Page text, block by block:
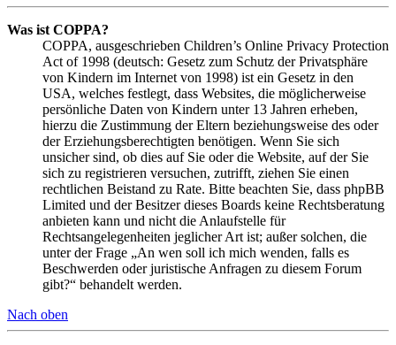
Was ist COPPA?
COPPA, ausgeschrieben Children’s Online Privacy Protection
Act of 1998 (deutsch: Gesetz zum Schutz der Privatsphäre
von Kindern im Internet von 1998) ist ein Gesetz in den
USA, welches festlegt, dass Websites, die möglicherweise
persönliche Daten von Kindern unter 13 Jahren erheben,
hierzu die Zustimmung der Eltern beziehungsweise des oder
der Erziehungsberechtigten benötigen. Wenn Sie sich
unsicher sind, ob dies auf Sie oder die Website, auf der Sie
sich zu registrieren versuchen, zutrifft, ziehen Sie einen
rechtlichen Beistand zu Rate. Bitte beachten Sie, dass phpBB
Limited und der Besitzer dieses Boards keine Rechtsberatung
anbieten kann und nicht die Anlaufstelle für
Rechtsangelegenheiten jeglicher Art ist; außer solchen, die
unter der Frage „An wen soll ich mich wenden, falls es
Beschwerden oder juristische Anfragen zu diesem Forum
gibt?“ behandelt werden.
Nach oben